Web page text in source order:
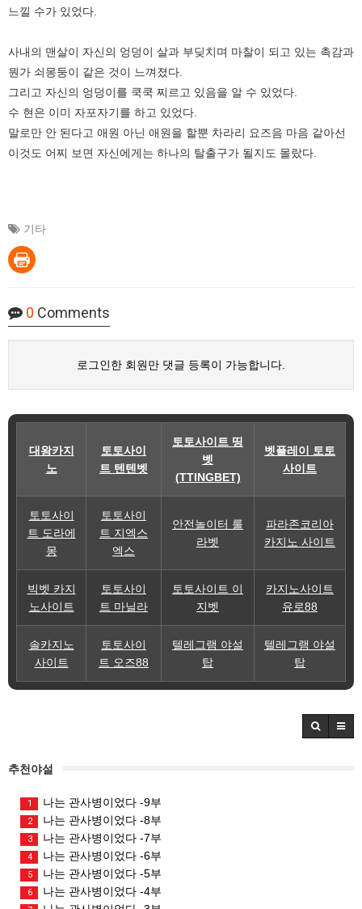
느낄 수가 있었다.
사내의 맨살이 자신의 엉덩이 살과 부딪치며 마찰이 되고 있는 촉감과
뭔가 쇠몽둥이 같은 것이 느껴졌다.
그리고 자신의 엉덩이를 쿡쿡 찌르고 있음을 알 수 있었다.
수 현은 이미 자포자기를 하고 있었다.
말로만 안 된다고 애원 아닌 애원을 할뿐 차라리 요즈음 마음 같아선
이것도 어찌 보면 자신에게는 하나의 탈출구가 될지도 몰랐다.
기타
0 Comments
로그인한 회원만 댓글 등록이 가능합니다.
대왕카지
노
토토사이
트 텐텐벳
토토사이트 띵
벳
(TTINGBET)
벳플레이 토토
사이트
토토사이
트 도라에
몽
토토사이
트 지엑스
엑스
안전놀이터 룰
라벳
파라존코리아
카지노 사이트
빅벳 카지
노사이트
토토사이
트 마닐라
토토사이트 이
지벳
카지노사이트
유로88
솔카지노
사이트
토토사이
트 오즈88
텔레그램 야설
탑
텔레그램 야설
탑
추천야설
1 나는 관사병이었다 -9부
2 나는 관사병이었다 -8부
3 나는 관사병이었다 -7부
4 나는 관사병이었다 -6부
5 나는 관사병이었다 -5부
6 나는 관사병이었다 -4부